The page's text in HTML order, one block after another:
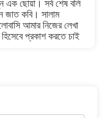
এক ছোয়া। সর্ব শেষ বলি
কবি। সালাম
আমার নিজের লেখা
প্রকাশ করতে চাই